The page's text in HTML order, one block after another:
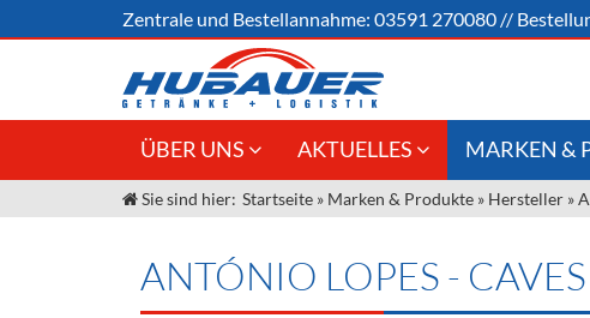
Zentrale und Bestellannahme: 03591 270080 //
ÜBER UNS
Jobs
Unser Liefergebiet
Unser Team
AKTUELLES
Angebote Gastronomie &
Innovation - Die Neue Art des
Bierzapfens "DroughtMaster"
MARKEN &
Weine &
Spirituosen
Sie sind hier: Startseite » Marken & Produkte » Hersteller »
ANTÓNIO LOPES -